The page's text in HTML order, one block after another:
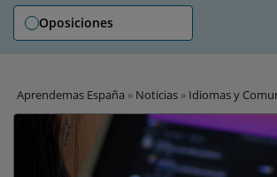
Oposiciones
Aprendemas España » Noticias » Idiomas y
los traductores humanos por la IA? Revelan el
las máquinas